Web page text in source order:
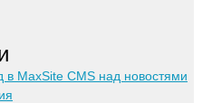
MaxSite CMS над новостями